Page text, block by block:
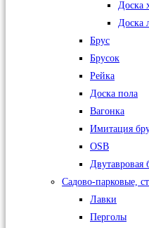
Доска
Доска
Брус
Брусок
Рейка
Доска пола
Вагонка
Имитация
OSB
Двутавровая
Садово-парковые,
Лавки
Перголы